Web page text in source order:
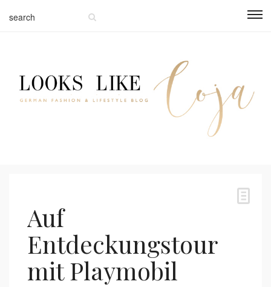
Auf
Entdeckungstour
mit Playmobil